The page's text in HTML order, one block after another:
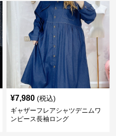
¥7,980 (税込)
ギャザーフレアシャツデニムワ
ンピース長袖ロング